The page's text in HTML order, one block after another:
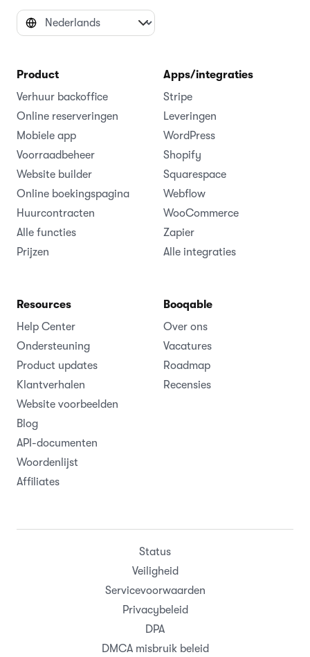
Product
Verhuur backoffice
Online reserveringen
Mobiele app
Voorraadbeheer
Website builder
Online boekingspagina
Huurcontracten
Alle functies
Prijzen
Apps/integraties
Stripe
Leveringen
WordPress
Shopify
Squarespace
Webflow
WooCommerce
Zapier
Alle integraties
Resources
Help Center
Ondersteuning
Product updates
Klantverhalen
Website voorbeelden
Blog
API-documenten
Woordenlijst
Affiliates
Booqable
Over ons
Vacatures
Roadmap
Recensies
Status
Veiligheid
Servicevoorwaarden
Privacybeleid
DPA
DMCA misbruik beleid